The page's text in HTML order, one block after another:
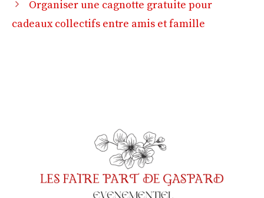
Organiser une cagnotte gratuite pour
cadeaux collectifs entre amis et famille